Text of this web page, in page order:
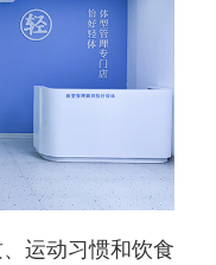
运动习惯和饮食